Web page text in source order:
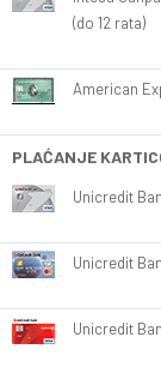
(do 12 rata)
American
PLAĆANJE
Unicredit
Unicredit
Unicredit